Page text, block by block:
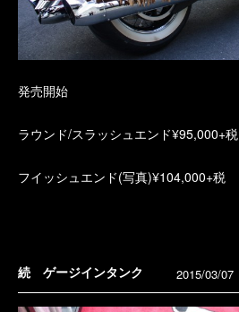
発売開始
ラウンド/スラッシュエンド¥95,000+税
フイッシュエンド(写真)¥104,000+税
続 ゲージインタンク 2015/03/07